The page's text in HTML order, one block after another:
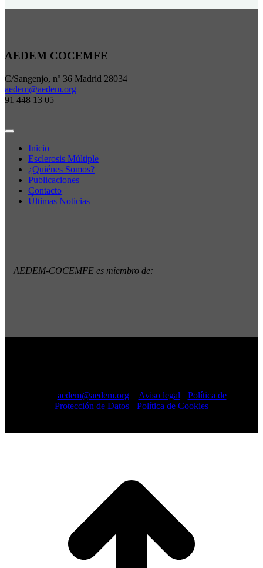
AEDEM COCEMFE
C/Sangenjo, nº 36 Madrid 28034
aedem@aedem.org
91 448 13 05
Inicio
Esclerosis Múltiple
¿Quiénes Somos?
Publicaciones
Contacto
Últimas Noticias
AEDEM-COCEMFE es miembro de:
aedem@aedem.org// Aviso legal
Política de
Protección de Datos
Política de Cookies